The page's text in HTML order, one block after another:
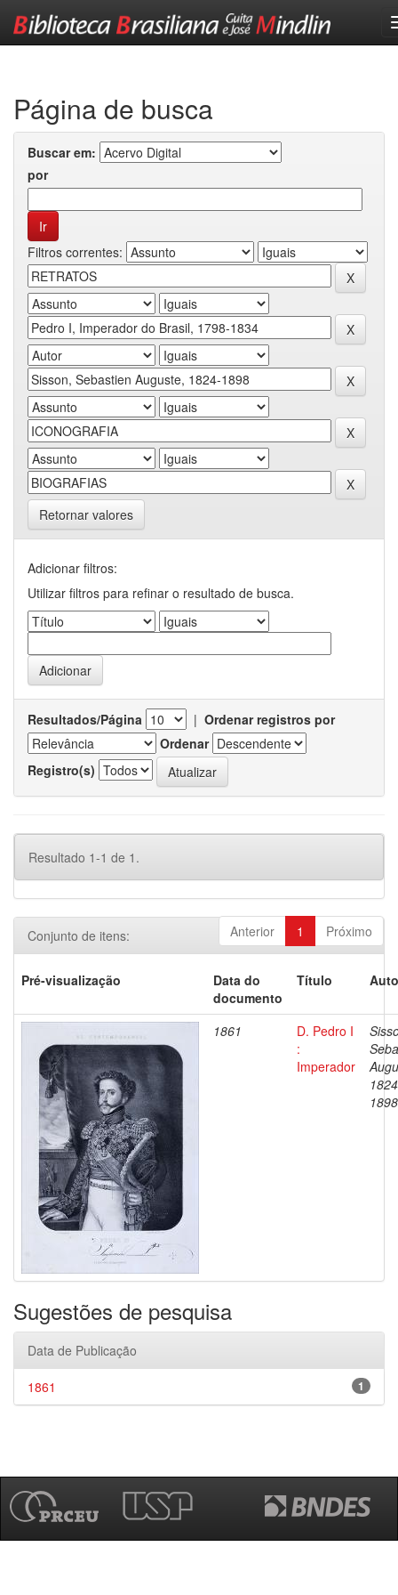
Página de busca
Buscar em:
por
Filtros correntes:
Retornar valores
Adicionar filtros:
Utilizar filtros para refinar o resultado de busca.
Resultados/Página | Ordenar registros por
Ordenar
Registro(s)
Resultado 1-1 de 1.
Anterior 1 Próximo
Conjunto de itens:
Pré-visualização
Data do
documento
Título
1861
D. Pedro I
:
Imperador
1898
Sugestões de pesquisa
Data de Publicação
1
1861